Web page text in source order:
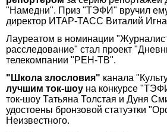
"Намедни". Приз "ТЭФИ" вручил
директор ИТАР-ТАСС Виталий
Лауреатом в номинации
расследование" стал проект
телекомпании "РЕН-ТВ".
"Школа злословия" канала
лучшим ток-шоу на конкурсе
ток-шоу Татьяна Толстая и Дуня
удостоены бронзовой статуэтки
Неизвестного.